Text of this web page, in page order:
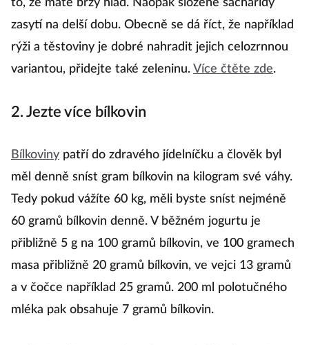
to, že máte brzy hlad. Naopak složené sacharidy
zasytí na delší dobu. Obecně se dá říct, že například
rýži a těstoviny je dobré nahradit jejich celozrnnou
variantou, přidejte také zeleninu. Více čtěte zde.
2. Jezte více bílkovin
Bílkoviny patří do zdravého jídelníčku a člověk byl
měl denně sníst gram bílkovin na kilogram své váhy.
Tedy pokud vážíte 60 kg, měli byste sníst nejméně
60 gramů bílkovin denně. V běžném jogurtu je
přibližně 5 g na 100 gramů bílkovin, ve 100 gramech
masa přibližně 20 gramů bílkovin, ve vejci 13 gramů
a v čočce například 25 gramů. 200 ml polotučného
mléka pak obsahuje 7 gramů bílkovin.